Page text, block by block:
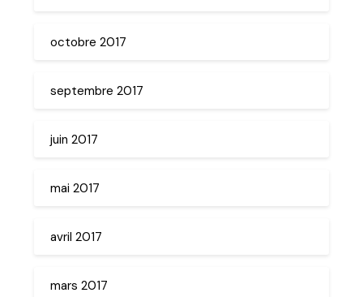
octobre 2017
septembre 2017
juin 2017
mai 2017
avril 2017
mars 2017